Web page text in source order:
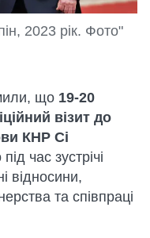
2023 рік. Фото"
що 19-20
візит до
КНР Сі
час зустрічі
відносини,
та співпраці